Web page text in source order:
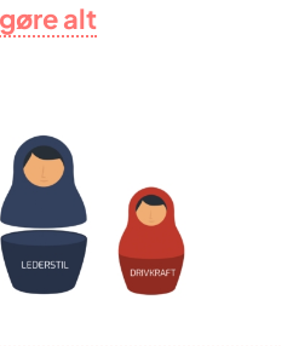
alt